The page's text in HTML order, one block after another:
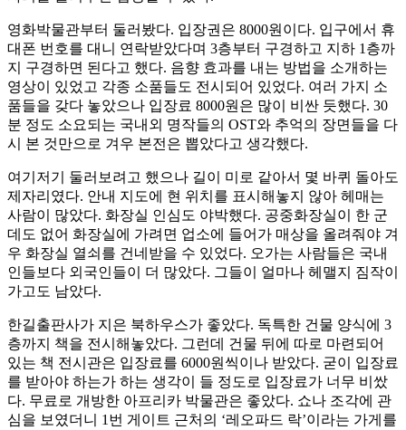
영화박물관부터 둘러봤다. 입장권은 8000원이다. 입구에서 휴
대폰 번호를 대니 연락받았다며 3층부터 구경하고 지하 1층까
지 구경하면 된다고 했다. 음향 효과를 내는 방법을 소개하는
영상이 있었고 각종 소품들도 전시되어 있었다. 여러 가지 소
품들을 갖다 놓았으나 입장료 8000원은 많이 비싼 듯했다. 30
분 정도 소요되는 국내외 명작들의 OST와 추억의 장면들을 다
시 본 것만으로 겨우 본전은 뽑았다고 생각했다.
여기저기 둘러보려고 했으나 길이 미로 같아서 몇 바퀴 돌아도
제자리였다. 안내 지도에 현 위치를 표시해놓지 않아 헤매는
사람이 많았다. 화장실 인심도 야박했다. 공중화장실이 한 군
데도 없어 화장실에 가려면 업소에 들어가 매상을 올려줘야 겨
우 화장실 열쇠를 건네받을 수 있었다. 오가는 사람들은 국내
인들보다 외국인들이 더 많았다. 그들이 얼마나 헤맬지 짐작이
가고도 남았다.
한길출판사가 지은 북하우스가 좋았다. 독특한 건물 양식에 3
층까지 책을 전시해놓았다. 그런데 건물 뒤에 따로 마련되어
있는 책 전시관은 입장료를 6000원씩이나 받았다. 굳이 입장료
를 받아야 하는가 하는 생각이 들 정도로 입장료가 너무 비쌌
다. 무료로 개방한 아프리카 박물관은 좋았다. 쇼나 조각에 관
심을 보였더니 1번 게이트 근처의 ‘레오파드 락’이라는 가게를